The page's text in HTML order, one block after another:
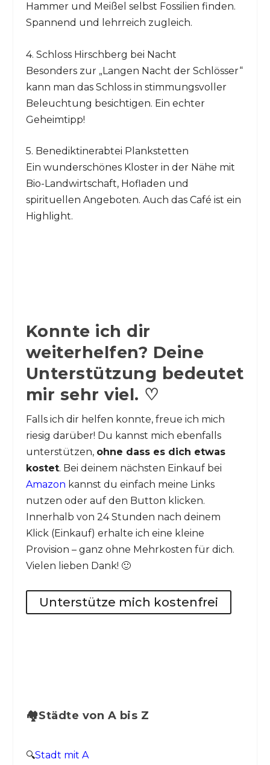
Hammer und Meißel selbst Fossilien finden.
Spannend und lehrreich zugleich.
4. Schloss Hirschberg bei Nacht
Besonders zur „Langen Nacht der Schlösser“
kann man das Schloss in stimmungsvoller
Beleuchtung besichtigen. Ein echter
Geheimtipp!
5. Benediktinerabtei Plankstetten
Ein wunderschönes Kloster in der Nähe mit
Bio-Landwirtschaft, Hofladen und
spirituellen Angeboten. Auch das Café ist ein
Highlight.
Konnte ich dir
weiterhelfen? Deine
Unterstützung bedeutet
mir sehr viel. ♡
Falls ich dir helfen konnte, freue ich mich
riesig darüber! Du kannst mich ebenfalls
unterstützen, ohne dass es dich etwas
kostet. Bei deinem nächsten Einkauf bei
Amazon kannst du einfach meine Links
nutzen oder auf den Button klicken.
Innerhalb von 24 Stunden nach deinem
Klick (Einkauf) erhalte ich eine kleine
Provision – ganz ohne Mehrkosten für dich.
Vielen lieben Dank! 🙂
Unterstütze mich kostenfrei
🏘️Städte von A bis Z
🔍Stadt mit A